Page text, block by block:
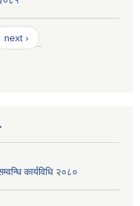
next ›
कार्यविधि २०८०